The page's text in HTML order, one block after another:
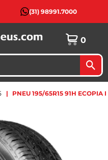
(31) 98991.7000
0
PNEU 195/65R15 91H ECOPIA